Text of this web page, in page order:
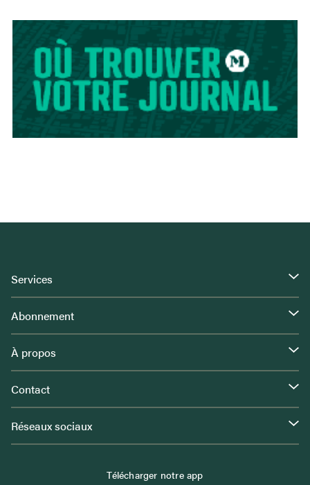
Services
Abonnement
À propos
Contact
Réseaux sociaux
Télécharger notre app